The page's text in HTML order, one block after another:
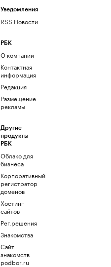
Уведомления
RSS Новости
РБК
О компании
Контактная
информация
Редакция
Размещение
рекламы
Другие
продукты
РБК
Облако для
бизнеса
Корпоративный
регистратор
доменов
Хостинг
сайтов
Рег.решения
Знакомства
Сайт
знакомств
podbor.ru